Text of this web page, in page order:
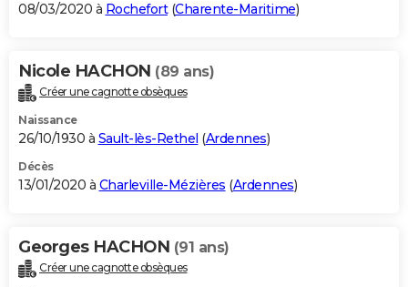
08/03/2020 à Rochefort(Charente-Maritime)
Nicole HACHON (89 ans)
Créer une cagnotte obsèques
Naissance
26/10/1930 à Sault-lès-Rethel (Ardennes)
Décès
13/01/2020 à Charleville-Mézières (Ardennes)
Georges HACHON (91 ans)
Créer une cagnotte obsèques